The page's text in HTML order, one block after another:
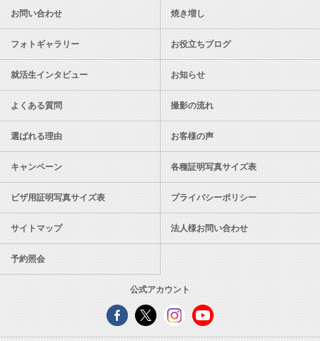
お問い合わせ 焼き増し
フォトギャラリー お役立ちブログ
就活生インタビュー お知らせ
よくある質問 撮影の流れ
選ばれる理由 お客様の声
キャンペーン 各種証明写真サイズ表
ビザ用証明写真サイズ表 プライバシーポリシー
サイトマップ 法人様お問い合わせ
予約照会
公式アカウント